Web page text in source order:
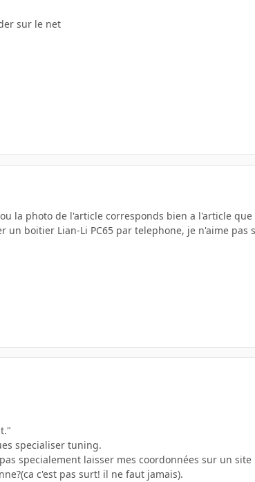
sur le net
la photo de l'article corresponds bien a l'article que
boitier Lian-Li PC65 par telephone, je n'aime pas
specialiser tuning.
specialement laisser mes coordonnées sur un
c'est pas surt! il ne faut jamais).